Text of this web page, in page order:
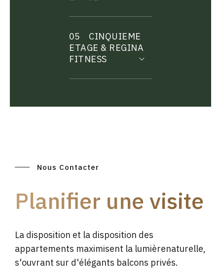
05
CINQUIEME
ETAGE & REGINA
FITNESS
Nous Contacter
Planifier une visite
La disposition et la disposition des
appartements maximisent la lumièrenaturelle,
s'ouvrant sur d'élégants balcons privés.